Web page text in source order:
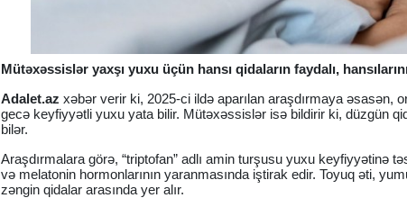
Mütəxəssislər yaxşı yuxu üçün hansı qidaların faydalı,
Adalet.az xəbər verir ki, 2025-ci ildə aparılan araşdırmaya əsasən,
gecə keyfiyyətli yuxu yata bilir. Mütəxəssislər isə bildirir ki, düzgün
bilər.
Araşdırmalara görə, “triptofan” adlı amin turşusu yuxu keyfiyyətinə
və melatonin hormonlarının yaranmasında iştirak edir. Toyuq əti,
zəngin qidalar arasında yer alır.